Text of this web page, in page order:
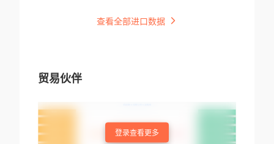
查看全部进口数据
贸易伙伴
登录查看更多